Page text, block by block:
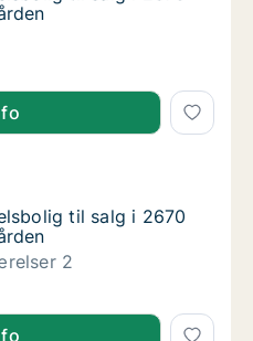
til salg i 2670 Greve,
til salg i 2670 Greve,
salg i 2670 Greve,
til salg i 2670 Greve,
til salg i 2670
2
til salg i 2670 Greve,